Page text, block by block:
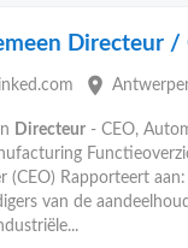
Directeur /
place
Directeur - CEO,
(CEO) Rapporteert
van de